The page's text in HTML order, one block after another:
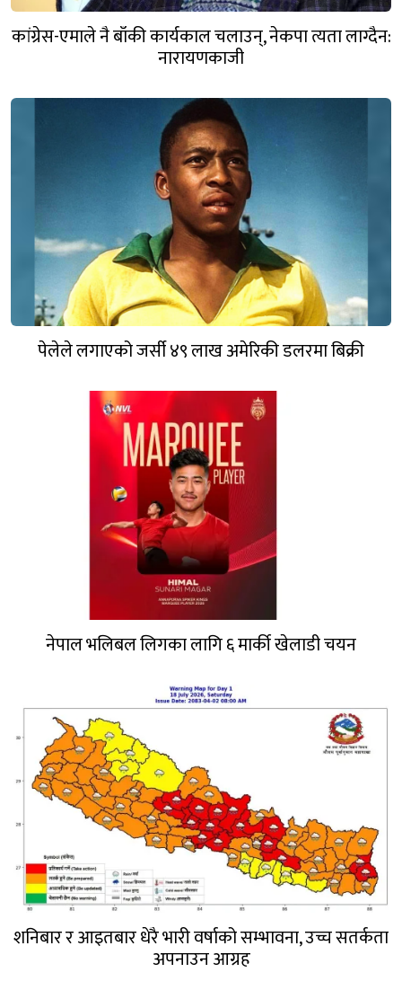
कांग्रेस-एमाले नै बाँकी कार्यकाल चलाउन्, नेकपा त्यता लाग्दैन:
नारायणकाजी
पेलेले लगाएको जर्सी ४९ लाख अमेरिकी डलरमा बिक्री
नेपाल भलिबल लिगका लागि ६ मार्की खेलाडी चयन
शनिबार र आइतबार धेरै भारी वर्षाको सम्भावना, उच्च सतर्कता
अपनाउन आग्रह